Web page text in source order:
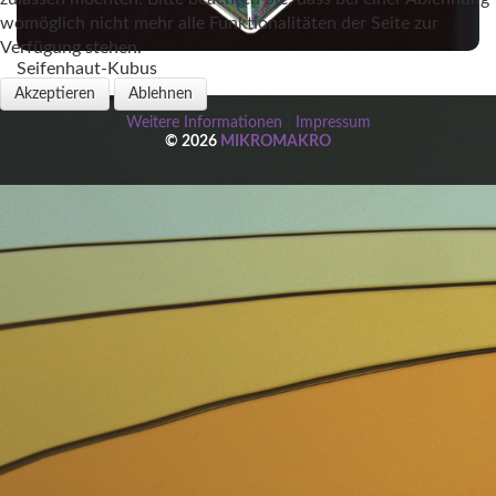
Seifenhaut-Kubus
© 2026 MIKROMAKRO
womöglich nicht mehr alle Funktionalitäten der Seite zur
Verfügung stehen.
Akzeptieren
Ablehnen
Weitere Informationen
Impressum